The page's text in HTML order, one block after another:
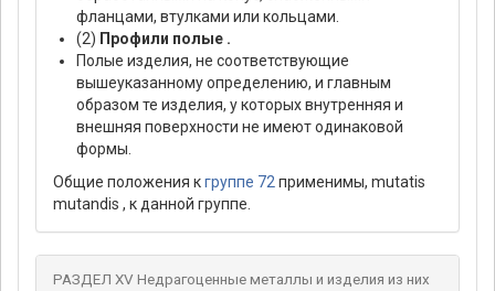
фланцами, втулками или кольцами.
(2) Профили полые .
Полые изделия, не соответствующие
вышеуказанному определению, и главным
образом те изделия, у которых внутренняя и
внешняя поверхности не имеют одинаковой
формы.
Общие положения кгруппе 72 применимы, mutatis
mutandis , к данной группе.
РАЗДЕЛ XV Недрагоценные металлы и изделия из них